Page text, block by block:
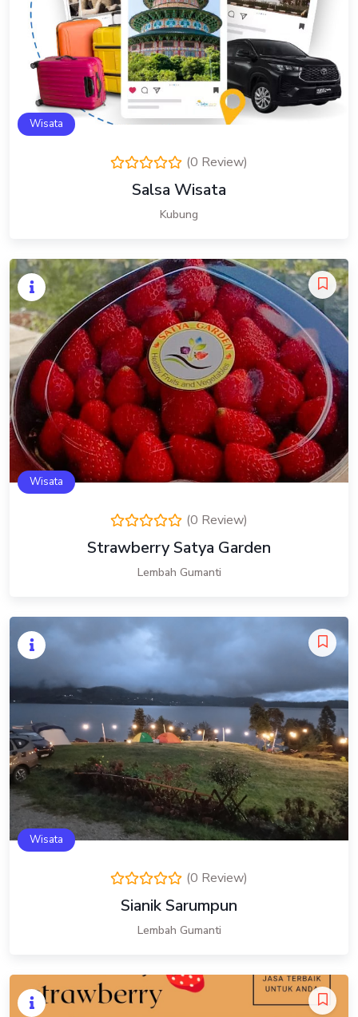
Wisata
(0 Review)
Salsa Wisata
Kubung
Wisata
(0 Review)
Strawberry Satya Garden
Lembah Gumanti
Wisata
(0 Review)
Sianik Sarumpun
Lembah Gumanti